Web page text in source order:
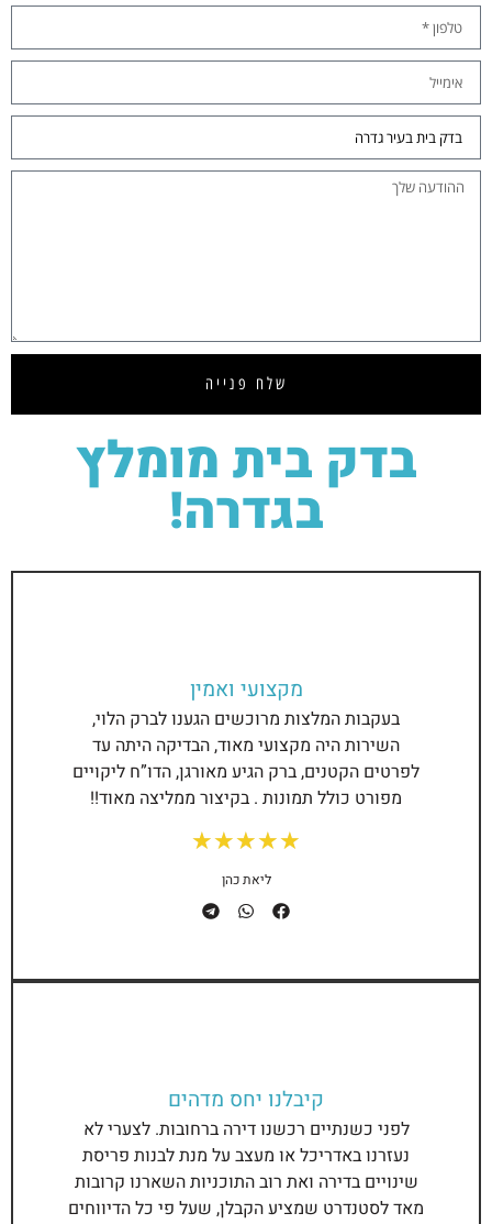
שלח פנייה
בדק בית מומלץ
בגדרה!
מקצועי ואמין
בעקבות המלצות מרוכשים הגענו לברק הלוי,
השירות היה מקצועי מאוד, הבדיקה היתה עד
לפרטים הקטנים, ברק הגיע מאורגן, הדו”ח ליקויים
מפורט כולל תמונות . בקיצור ממליצה מאוד!!
★
★
★
★
★
ליאת כהן
קיבלנו יחס מדהים
לפני כשנתיים רכשנו דירה ברחובות. לצערי לא
נעזרנו באדריכל או מעצב על מנת לבנות פריסת
שינויים בדירה ואת רוב התוכניות השארנו קרובות
מאד לסטנדרט שמציע הקבלן, שעל פי כל הדיווחים